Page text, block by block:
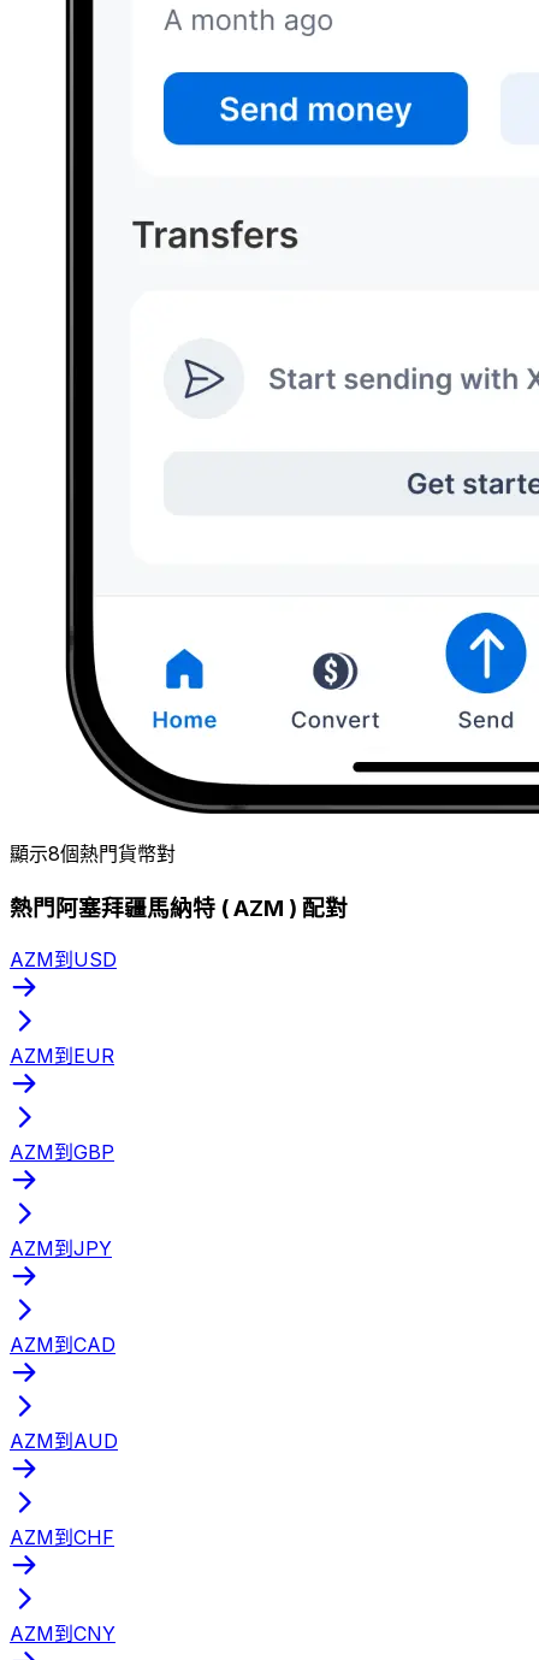
顯示8個熱門貨幣對
熱門阿塞拜疆馬納特 ( AZM ) 配對
AZM到USD
AZM到EUR
AZM到GBP
AZM到JPY
AZM到CAD
AZM到AUD
AZM到CHF
AZM到CNY